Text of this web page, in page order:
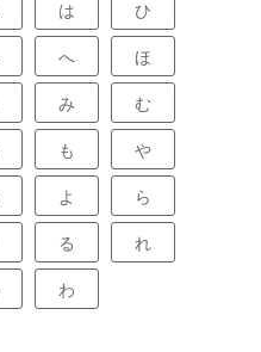
は ひ
へ ほ
み む
も や
よ ら
る れ
わ